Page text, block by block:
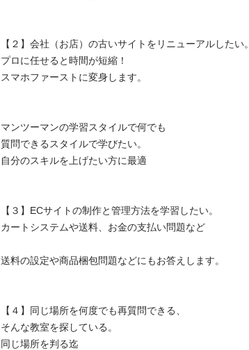
【２】会社（お店）の古いサイトをリニューアルしたい。
プロに任せると時間が短縮！
スマホファーストに変身します。
マンツーマンの学習スタイルで何でも
質問できるスタイルで学びたい。
自分のスキルを上げたい方に最適
【３】ECサイトの制作と管理方法を学習したい。
カートシステムや送料、お金の支払い問題など
送料の設定や商品梱包問題などにもお答えします。
【４】同じ場所を何度でも再質問できる、
そんな教室を探している。
同じ場所を判る迄